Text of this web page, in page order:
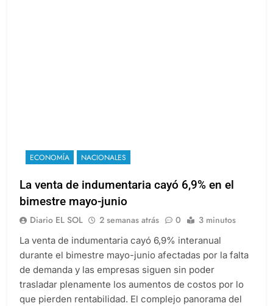
ECONOMÍA NACIONALES
La venta de indumentaria cayó 6,9% en el
bimestre mayo-junio
Diario EL SOL 2 semanas atrás 0 3 minutos
La venta de indumentaria cayó 6,9% interanual
durante el bimestre mayo-junio afectadas por la falta
de demanda y las empresas siguen sin poder
trasladar plenamente los aumentos de costos por lo
que pierden rentabilidad. El complejo panorama del